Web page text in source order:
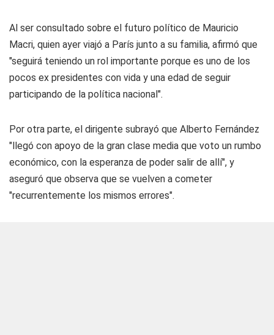
Al ser consultado sobre el futuro político de Mauricio
Macri, quien ayer viajó a París junto a su familia, afirmó que
"seguirá teniendo un rol importante porque es uno de los
pocos ex presidentes con vida y una edad de seguir
participando de la política nacional".
Por otra parte, el dirigente subrayó que Alberto Fernández
"llegó con apoyo de la gran clase media que voto un rumbo
económico, con la esperanza de poder salir de allí", y
aseguró que observa que se vuelven a cometer
"recurrentemente los mismos errores".